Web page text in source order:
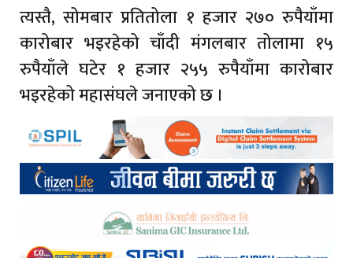
त्यस्तै, सोमबार प्रतितोला १ हजार २७० रुपैयाँमा
कारोबार भइरहेको चाँदी मंगलबार तोलामा १५
रुपैयाँले घटेर १ हजार २५५ रुपैयाँमा कारोबार
भइरहेको महासंघले जनाएको छ ।